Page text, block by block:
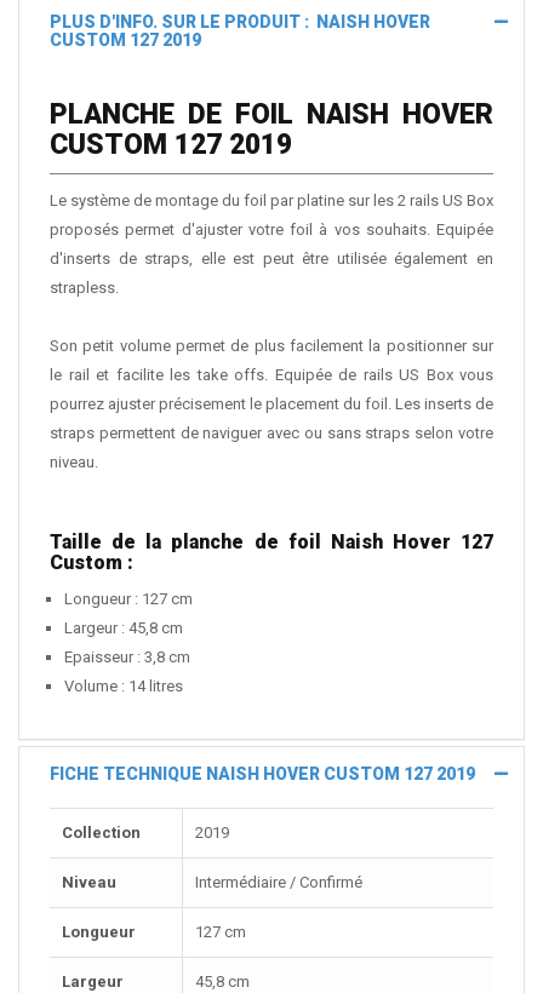
PLUS D'INFO. SUR LE PRODUIT : NAISH HOVER
CUSTOM 127 2019
PLANCHE DE FOIL NAISH HOVER
CUSTOM 127 2019
Le système de montage du foil par platine sur les 2 rails US Box
proposés permet d'ajuster votre foil à vos souhaits. Equipée
d'inserts de straps, elle est peut être utilisée également en
strapless.
Son petit volume permet de plus facilement la positionner sur
le rail et facilite les take offs. Equipée de rails US Box vous
pourrez ajuster précisement le placement du foil. Les inserts de
straps permettent de naviguer avec ou sans straps selon votre
niveau.
Taille de la planche de foil Naish Hover 127
Custom :
Longueur : 127 cm
Largeur : 45,8 cm
Epaisseur : 3,8 cm
Volume : 14 litres
FICHE TECHNIQUE NAISH HOVER CUSTOM 127 2019
Collection 2019
Niveau Intermédiaire / Confirmé
Longueur 127 cm
Largeur 45,8 cm